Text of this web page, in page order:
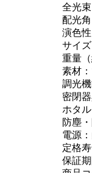
全光
配光
演色
サイ
重量
素材
調光
密閉
ホタ
防塵
電源
定格
保証